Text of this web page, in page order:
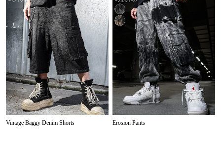
Vintage Baggy Denim Shorts Erosion Pants